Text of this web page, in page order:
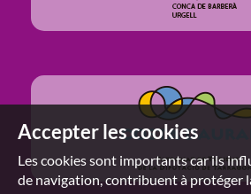
Accepter les cookies
Les cookies sont importants car ils
de navigation, contribuent à protéger